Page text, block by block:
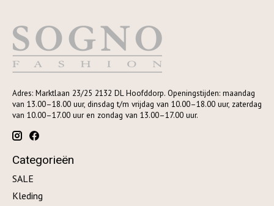
Adres: Marktlaan 23/25 2132 DL Hoofddorp. Openingstijden: maandag
van 13.00–18.00 uur, dinsdag t/m vrijdag van 10.00–18.00 uur, zaterdag
van 10.00–17.00 uur en zondag van 13.00–17.00 uur.
Categorieën
SALE
Kleding